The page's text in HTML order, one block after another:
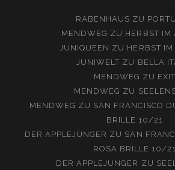
RABENHAUS ZU
MENDWEG ZU HERBST IM
JUNIQUEEN ZU HERBST
JUNIWELT ZU BELLA
MENDWEG ZU EXIT
MENDWEG ZU
MENDWEG ZU SAN FRANCISCO
BRILLE 10/21
DER APPLEJÜNGER ZU SAN
ROSA BRILLE 10/21
DER APPLEJÜNGER ZU